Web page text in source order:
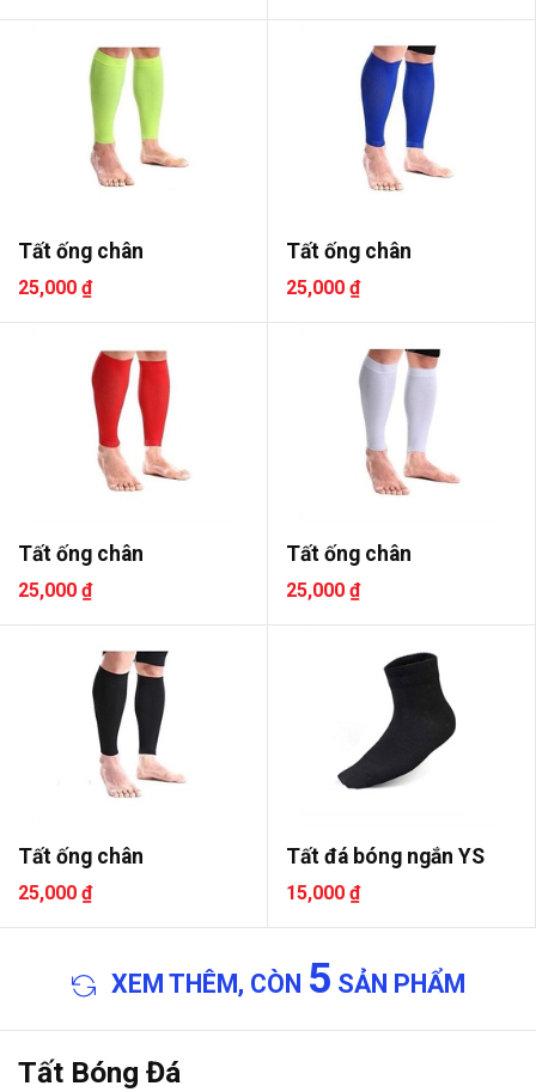
Tất ống chân
25,000 ₫
Tất ống chân
25,000 ₫
Tất ống chân
25,000 ₫
Tất ống chân
25,000 ₫
Tất ống chân
25,000 ₫
Tất đá bóng ngắn YS
15,000 ₫
XEM THÊM, CÒN 5 SẢN PHẨM
Tất Bóng Đá